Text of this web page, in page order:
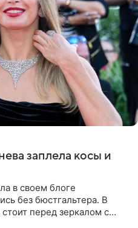
заплела косы и
в своем блоге
без бюстгальтера. В
перед зеркалом с